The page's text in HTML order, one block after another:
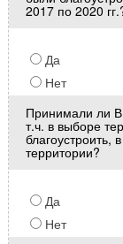
2017 по 2020
Да
Нет
Принимали ли
т.ч. в выборе
территории?
Да
Нет